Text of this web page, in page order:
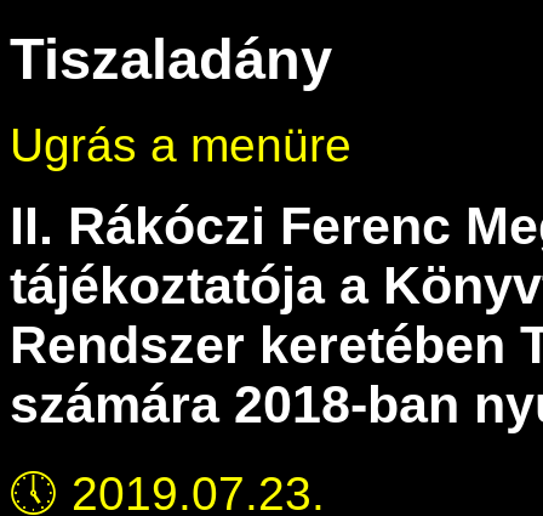
Tiszaladány
Ugrás a menüre
II. Rákóczi Ferenc
tájékoztatója a
Rendszer keretében
számára 2018-ban
🕔 2019.07.23.